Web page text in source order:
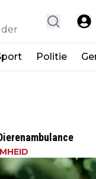
Politie